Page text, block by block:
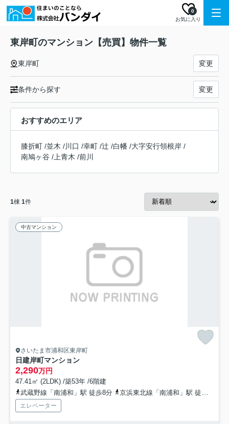
お気に入り
0
東岸町のマンション【売買】物件一覧
東岸町 変更
条件から探す 変更
おすすめのエリア
膝折町 /並木 /川口 /幸町 /辻 /白幡 /大字安行領根岸 /
南鳩ヶ谷 / 上青木 /前川
1棟 1件
中古マンション
さいたま市浦和区東岸町
日建岸町マンション
2,290万円
47.41㎡ (2LDK) /築53年 /6階建
武蔵野線「南浦和」駅 徒歩8分
京浜東北線「南浦和」駅 徒歩8分
エレベーター